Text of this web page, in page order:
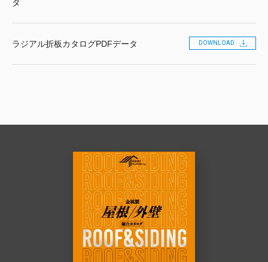
タ
ラジアル折板カタログPDFデータ DOWNLOAD